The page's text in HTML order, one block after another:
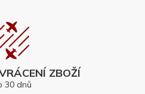
ZBOŽÍ
30 dnů